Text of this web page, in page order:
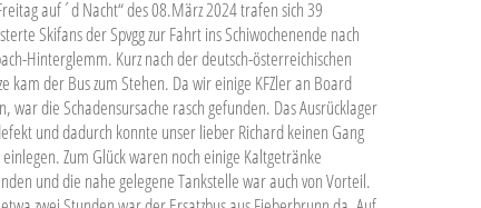
auf´d Nacht“ des 08.März 2024 trafen sich 39
Skifans der Spvgg zur Fahrt ins Schiwochenende nach
Hinterglemm. Kurz nach der deutsch-österreichischen
kam der Bus zum Stehen. Da wir einige KFZler an Board
war die Schadensursache rasch gefunden. Das Ausrücklager
und dadurch konnte unser lieber Richard keinen Gang
Zum Glück waren noch einige Kaltgetränke
und die nahe gelegene Tankstelle war auch von Vorteil.